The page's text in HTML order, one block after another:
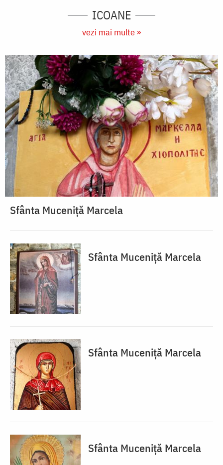
ICOANE
vezi mai multe »
Sfânta Muceniță Marcela
Sfânta Muceniță Marcela
Sfânta Muceniță Marcela
Sfânta Muceniță Marcela